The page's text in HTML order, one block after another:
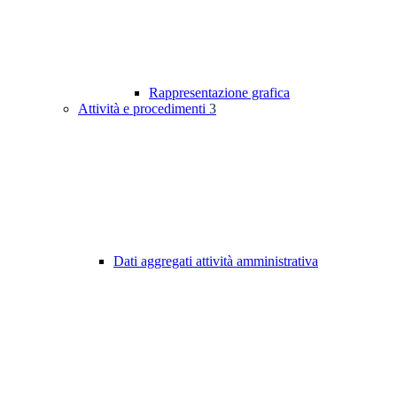
Rappresentazione grafica
Attività e procedimenti 3
Dati aggregati attività amministrativa